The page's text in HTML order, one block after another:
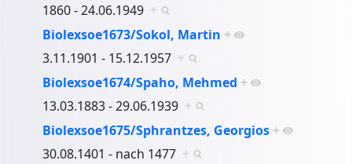
1860 - 24.06.1949 +
Biolexsoe1673/Sokol, Martin +
3.11.1901 - 15.12.1957 +
Biolexsoe1674/Spaho, Mehmed +
13.03.1883 - 29.06.1939 +
Biolexsoe1675/Sphrantzes, Georgios +
30.08.1401 - nach 1477 +